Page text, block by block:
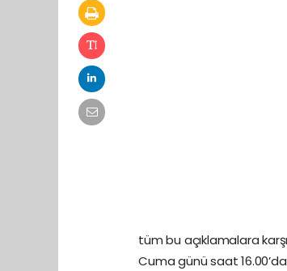
tüm bu açıklamalara
Cuma günü saat